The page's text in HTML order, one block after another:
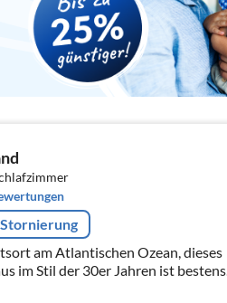
am Atlantischen Ozean, dieses
im Stil der 30er Jahren ist bestens
einen Meeres-Panoramablick und